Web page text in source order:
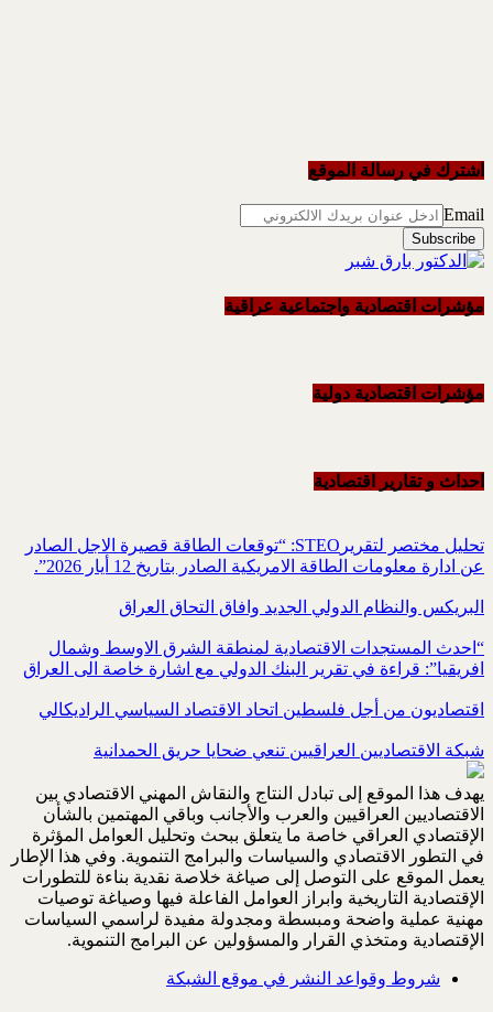
اشترك في رسالة الموقع
Email
مؤشرات اقتصادية واجتماعية عراقية
مؤشرات اقتصادية دولية
احداث و تقاریر اقتصادیة
تحليل مختصر لتقريرSTEO‏: “توقعات الطاقة قصيرة الاجل الصادر
عن ادارة معلومات الطاقة الامريكية ‏الصادر بتاريخ 12 أيار 2026”.‏
البريكس والنظام الدولي الجديد وافاق التحاق العراق
“احدث المستجدات الاقتصادية لمنطقة الشرق الاوسط وشمال
افريقيا”: قراءة في تقرير البنك الدولي مع اشارة خاصة الى العراق
اقتصاديون من أجل فلسطين اتحاد الاقتصاد السياسي الراديكالي
شبكة الاقتصاديين العراقيين تنعي ضحايا حريق الحمدانية
يهدف هذا الموقع إلى تبادل النتاج والنقاش المهني الاقتصادي بين
الاقتصاديين العراقيين والعرب والأجانب وباقي المهتمين بالشأن
الإقتصادي العراقي خاصة ما يتعلق ببحث وتحليل العوامل المؤثرة
في التطور الاقتصادي والسياسات والبرامج التنموية. وفي هذا الإطار
يعمل الموقع على التوصل إلى صياغة خلاصة نقدية بناءة للتطورات
الإقتصادية التاريخية وابراز العوامل الفاعلة فيها وصياغة توصيات
مهنية عملية واضحة ومبسطة ومجدولة مفيدة لراسمي السياسات
الإقتصادية ومتخذي القرار والمسؤولين عن البرامج التنموية.
شروط وقواعد النشر في موقع الشبكة